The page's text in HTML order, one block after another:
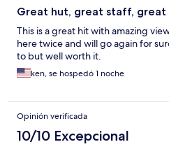
Great hut, great staff, great
This is a great hit with amazing
here twice and will go again for
to but well worth it.
ken, se hospedó 1 noche
Opinión verificada
10/10 Excepcional